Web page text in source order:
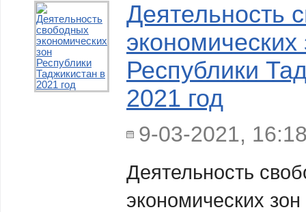
Деятельность
экономических
Республики
2021 год
9-03-2021,
Деятельность
экономических